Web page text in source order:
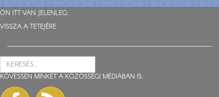
ÖN ITT VAN JELENLEG:
VISSZA A TETEJÉRE
KÖVESSEN MINKET A KÖZÖSSÉGI MÉDIÁBAN IS: